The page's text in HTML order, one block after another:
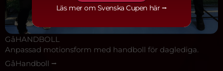
GåHANDBOLL
Anpassad motionsform med handboll för daglediga.
GåHandboll ⭢
Läs mer om Svenska Cupen här ⭢